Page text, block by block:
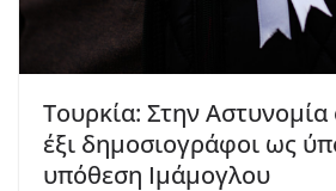
Τουρκία: Στην
έξι δημοσιογράφοι ως
υπόθεση Ιμάμογλου